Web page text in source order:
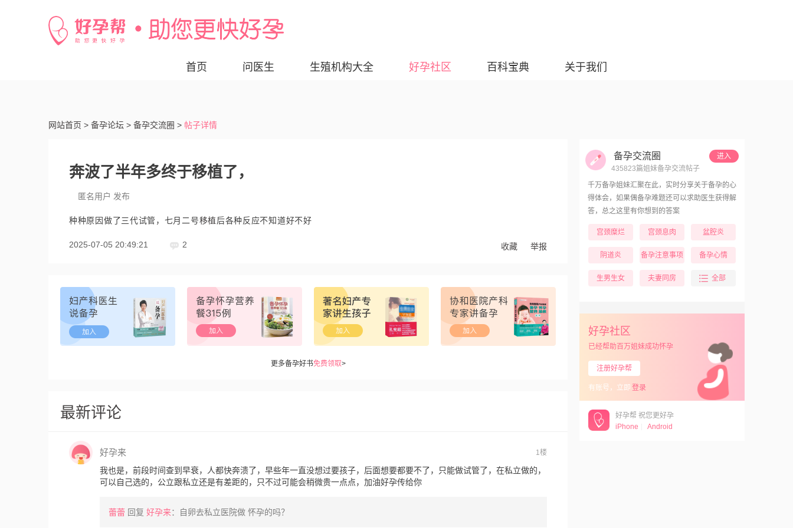
首页 问医生 生殖机构大全 好孕社区 百科宝典 关于我们
网站首页 > 备孕论坛 > 备孕交流圈 > 帖子详情
奔波了半年多终于移植了，
匿名用户 发布
种种原因做了三代试管，七月二号移植后各种反应不知道好不好
2025-07-05 20:49:21 2 收藏 举报
更多备孕好书免费领取>
最新评论
好孕来 1楼
我也是，前段时间查到早衰，人都快奔溃了，早些年一直没想过要孩子，后面想要都要不了，只能做试管了，在私立做的，
可以自己选的，公立跟私立还是有差距的，只不过可能会稍微贵一点点，加油好孕传给你
蕾蕾 回复 好孕来：自卵去私立医院做 怀孕的吗？
备孕交流圈
435823篇姐妹备孕交流帖子
进入
千万备孕姐妹汇聚在此，实时分享关于备孕的心
得体会，如果偶备孕难题还可以求助医生获得解
答，总之这里有你想到的答案
宫颈糜烂 宫颈息肉 盆腔炎
阴道炎 备孕注意事项 备孕心情
生男生女 夫妻同房
排卵期
全部
好孕社区
已经帮助百万姐妹成功怀孕
注册好孕帮
有账号，立即 登录
好孕帮 祝您更好孕
iPhone
Android